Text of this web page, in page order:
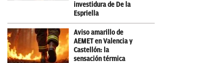
investidura de De la
Espriella
Aviso amarillo de
AEMET en Valencia y
Castellón: la
sensación térmica